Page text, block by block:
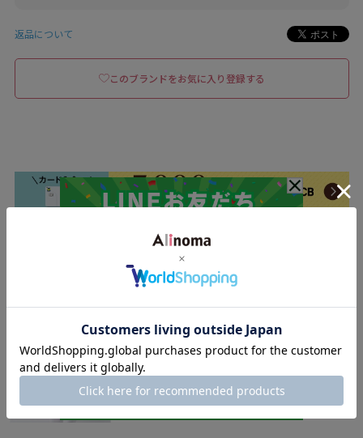
返品について
このブランドをお気に入り登録する